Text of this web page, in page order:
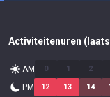
Activiteitenuren
AM 0 1 2
PM 12 13 14